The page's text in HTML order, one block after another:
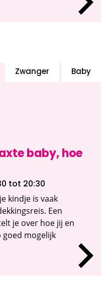
baby, hoe
Zwanger Baby
tot 20:30
kindje is vaak
Een
je over hoe jij en
goed mogelijk